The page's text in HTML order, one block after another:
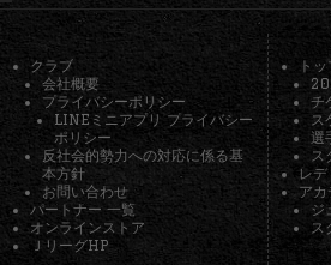
クラブ
会社概要
プライバシーポリシー
LINEミニアプリ プライバシー
ポリシー
反社会的勢力への対応に係る基
本方針
お問い合わせ
パートナー 一覧
オンラインストア
ＪリーグHP
ト
チ
ス
選
ス
レデ
アカ
ジ
ス